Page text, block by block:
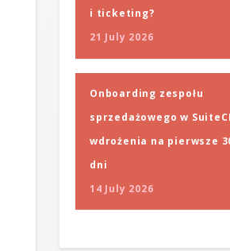
i ticketing?
21 July 2026
Onboarding zespołu
sprzedażowego w
wdrożenia na pierwsze
dni
14 July 2026